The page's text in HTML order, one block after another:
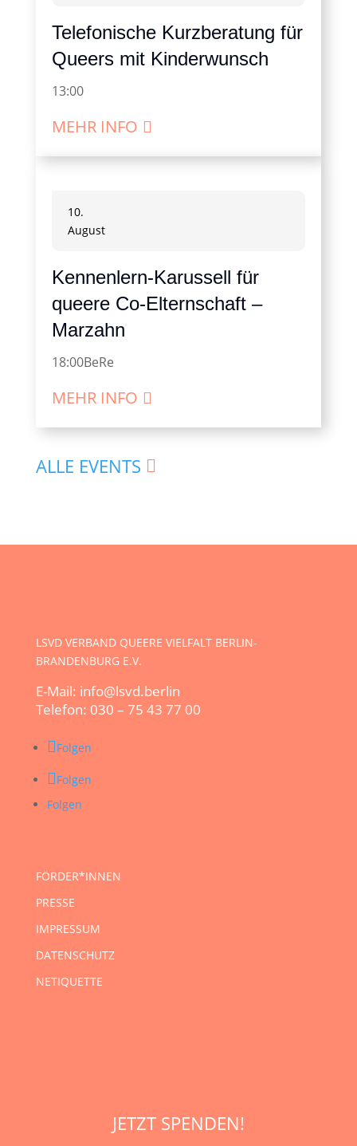
Telefonische Kurzberatung für
Queers mit Kinderwunsch
13:00
MEHR INFO
10.
August
Kennenlern-Karussell für
queere Co-Elternschaft –
Marzahn
18:00BeRe
MEHR INFO
ALLE EVENTS
LSVD VERBAND QUEERE VIELFALT BERLIN-
BRANDENBURG E.V.
E-Mail: info@lsvd.berlin
Telefon: 030 – 75 43 77 00
Folgen
Folgen
Folgen
FÖRDER*INNEN
PRESSE
IMPRESSUM
DATENSCHUTZ
NETIQUETTE
JETZT SPENDEN!